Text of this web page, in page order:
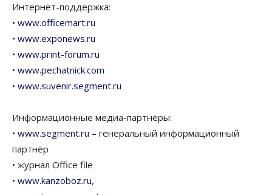
Интернет-поддержка:
• www.officemart.ru
• www.exponews.ru
• www.print-forum.ru
• www.pechatnick.com
• www.suvenir.segment.ru
Информационные медиа-партнёры:
• www.segment.ru – генеральный информационный
партнёр
• журнал Office file
• www.kanzoboz.ru,